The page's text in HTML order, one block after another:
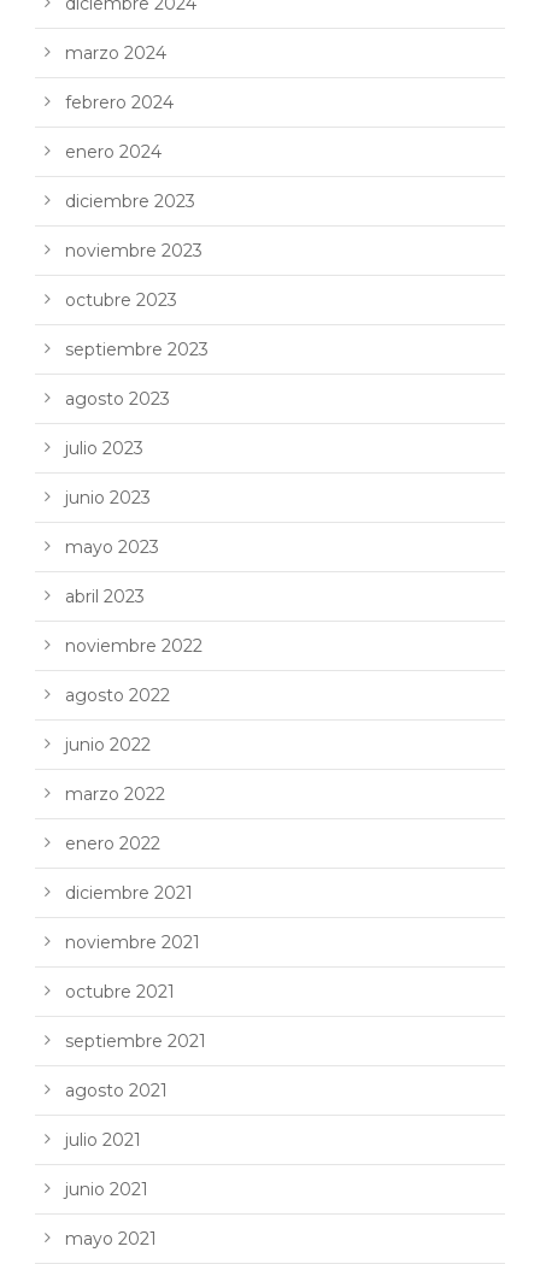
marzo 2024
febrero 2024
enero 2024
diciembre 2023
noviembre 2023
octubre 2023
septiembre 2023
agosto 2023
julio 2023
junio 2023
mayo 2023
abril 2023
noviembre 2022
agosto 2022
junio 2022
marzo 2022
enero 2022
diciembre 2021
noviembre 2021
octubre 2021
septiembre 2021
agosto 2021
julio 2021
junio 2021
mayo 2021